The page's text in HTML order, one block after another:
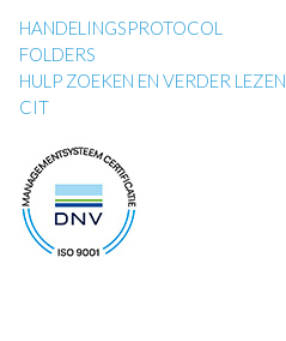
HANDELINGSPROTOCOL
FOLDERS
HULP ZOEKEN EN VERDER LEZEN
CIT